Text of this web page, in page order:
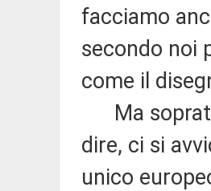
facciamo
secondo noi
come il
Ma
dire, ci si
unico